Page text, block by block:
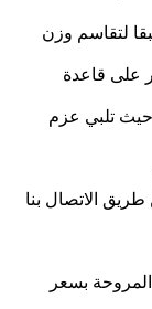
لتقاسم وزن
على قاعدة
حيث تلبي عزم
الاتصال بنا
بسعر